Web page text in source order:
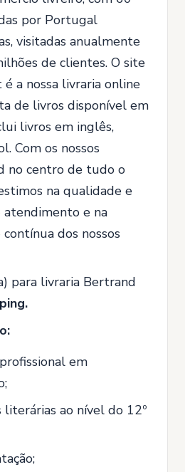
por Portugal
visitadas anualmente
de clientes. O site
a nossa livraria online
de livros disponível em
livros em inglês,
Com os nossos
no centro de tudo o
na qualidade e
atendimento e na
dos nossos
para livraria Bertrand
em
literárias ao nível do 12º